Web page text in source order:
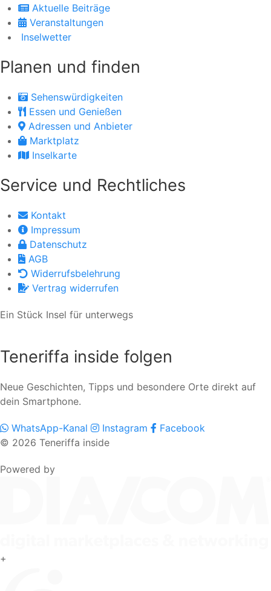
Aktuelle Beiträge
Veranstaltungen
Inselwetter
Planen und finden
Sehenswürdigkeiten
Essen und Genießen
Adressen und Anbieter
Marktplatz
Inselkarte
Service und Rechtliches
Kontakt
Impressum
Datenschutz
AGB
Widerrufsbelehrung
Vertrag widerrufen
Ein Stück Insel für unterwegs
Teneriffa inside folgen
Neue Geschichten, Tipps und besondere Orte direkt auf
dein Smartphone.
WhatsApp-Kanal Instagram
Facebook
© 2026 Teneriffa inside
Powered by
+